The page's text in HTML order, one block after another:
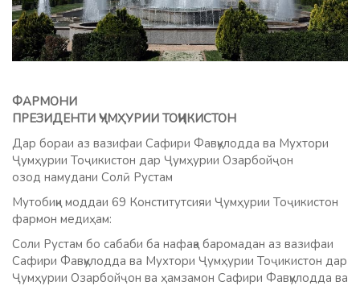
ФАРМОНИ
ПРЕЗИДЕНТИ ҶУМҲУРИИ ТОҶИКИСТОН
Дар бораи аз вазифаи Сафири Фавқулодда ва Мухтори
Ҷумҳурии Тоҷикистон дар Ҷумҳурии Озарбойҷон
озод намудани Солӣ Рустам
Мутобиқи моддаи 69 Конститутсияи Ҷумҳурии Тоҷикистон
фармон медиҳам:
Соли Рустам бо сабаби ба нафақа баромадан аз вазифаи
Сафири Фавқулодда ва Мухтори Ҷумҳурии Тоҷикистон дар
Ҷумҳурии Озарбойҷон ва ҳамзамон Сафири Фавқулодда ва